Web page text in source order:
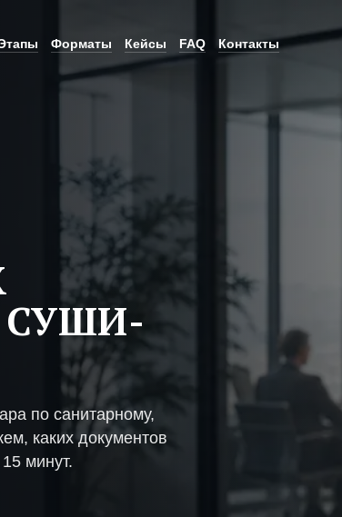
Форматы Кейсы FAQ Контакты
СУШИ-
по санитарному,
каких документов
минут.